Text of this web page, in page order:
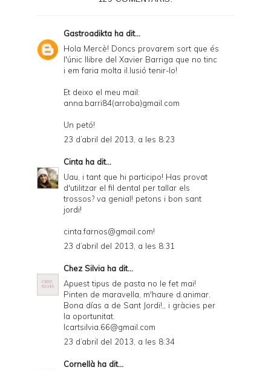
i
n
l
n
D
Gastroadikta ha dit...
Hola Mercè! Doncs provarem sort que és
l'únic llibre del Xavier Barriga que no tinc
i em faria molta il.lusió tenir-lo!
Et deixo el meu mail:
anna.barri84(arroba)gmail.com
Un petó!
23 d’abril del 2013, a les 8:23
Cinta ha dit...
Uau, i tant que hi participo! Has provat
d'utilitzar el fil dental per tallar els
trossos? va genial! petons i bon sant
jordi!
cinta.farnos@gmail.com!
23 d’abril del 2013, a les 8:31
Chez Silvia ha dit...
Apuest tipus de pasta no le fet mai!
Pinten de maravella, m'haure d.animar.
Bona días a de Sant Jordi!,, i gràcies per
la oportunitat.
Icartsilvia.66@gmail.com
23 d’abril del 2013, a les 8:34
Cornellà ha dit...